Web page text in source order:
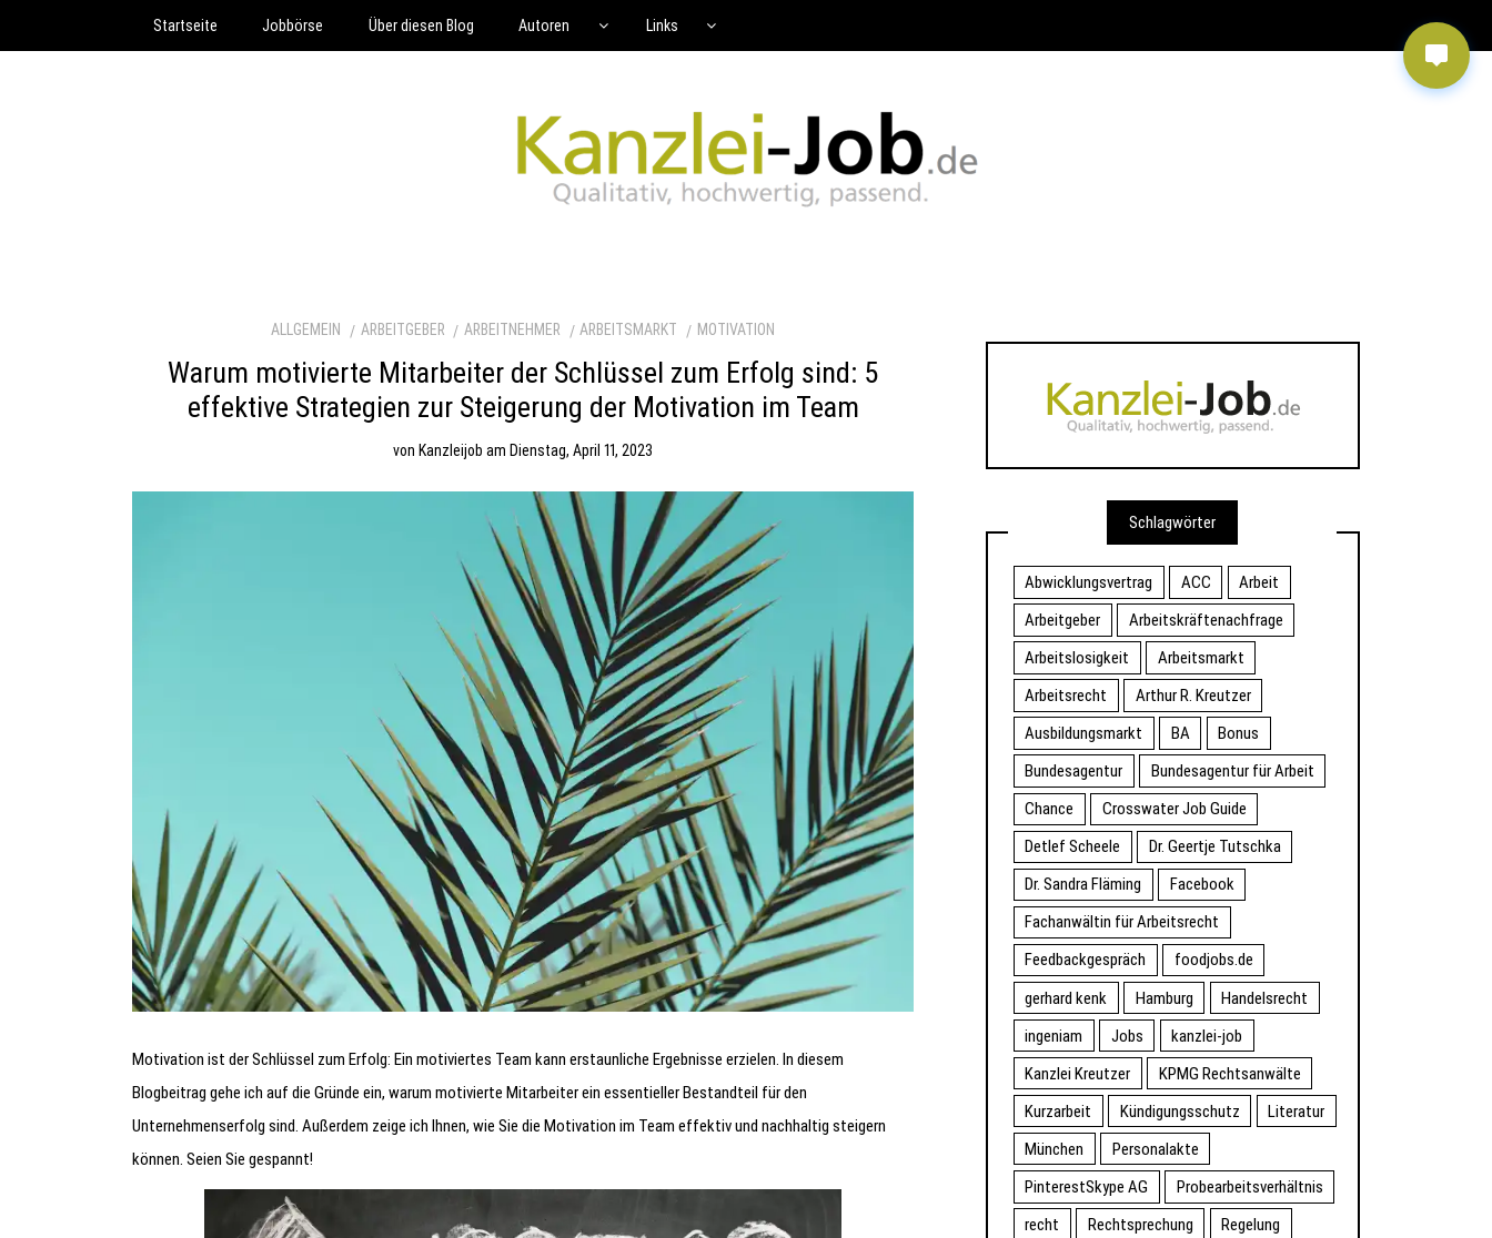
Startseite Jobbörse Über diesen Blog Autoren Links
ALLGEMEIN ARBEITGEBER ARBEITNEHMER ARBEITSMARKT MOTIVATION
Warum motivierte Mitarbeiter der Schlüssel zum Erfolg sind: 5
effektive Strategien zur Steigerung der Motivation im Team
von Kanzleijob am Dienstag, April 11, 2023
Motivation ist der Schlüssel zum Erfolg: Ein motiviertes Team kann erstaunliche Ergebnisse erzielen. In diesem
Blogbeitrag gehe ich auf die Gründe ein, warum motivierte Mitarbeiter ein essentieller Bestandteil für den
Unternehmenserfolg sind. Außerdem zeige ich Ihnen, wie Sie die Motivation im Team effektiv und nachhaltig steigern
können. Seien Sie gespannt!
Schlagwörter
Abwicklungsvertrag ACC
Arbeit
Arbeitgeber
Arbeitskräftenachfrage
Arbeitslosigkeit
Arbeitsmarkt
Arbeitsrecht
Arthur R. Kreutzer
Ausbildungsmarkt
BA
Bonus
Bundesagentur
Bundesagentur für Arbeit
Chance
Crosswater Job Guide
Detlef Scheele
Dr. Geertje Tutschka
Dr. Sandra Fläming
Facebook
Fachanwältin für Arbeitsrecht
Feedbackgespräch
foodjobs.de
gerhard kenk
Hamburg
Handelsrecht
ingeniam
Jobs
kanzlei-job
Kanzlei Kreutzer
KPMG Rechtsanwälte
Kurzarbeit
Kündigungsschutz
Literatur
München
Personalakte
PinterestSkype AG
Probearbeitsverhältnis
recht
Rechtsprechung
Regelung